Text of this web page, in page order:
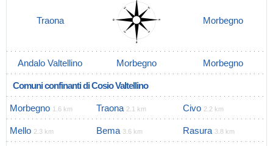
Traona Morbegno
Andalo Valtellino Morbegno Morbegno
Comuni confinanti di Cosio Valtellino
Morbegno 1.6 km Traona 2.1 km Civo 2.2 km
Mello 2.3 km Bema 3.6 km Rasura 3.8 km